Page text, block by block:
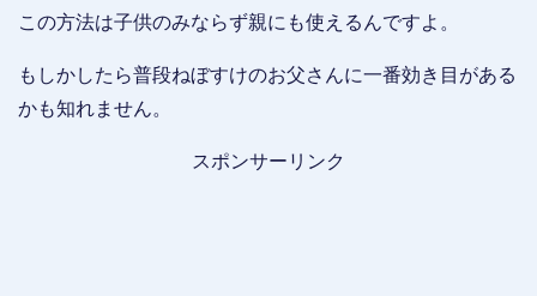
この方法は子供のみならず親にも使えるんですよ。
もしかしたら普段ねぼすけのお父さんに一番効き目がある
かも知れません。
スポンサーリンク